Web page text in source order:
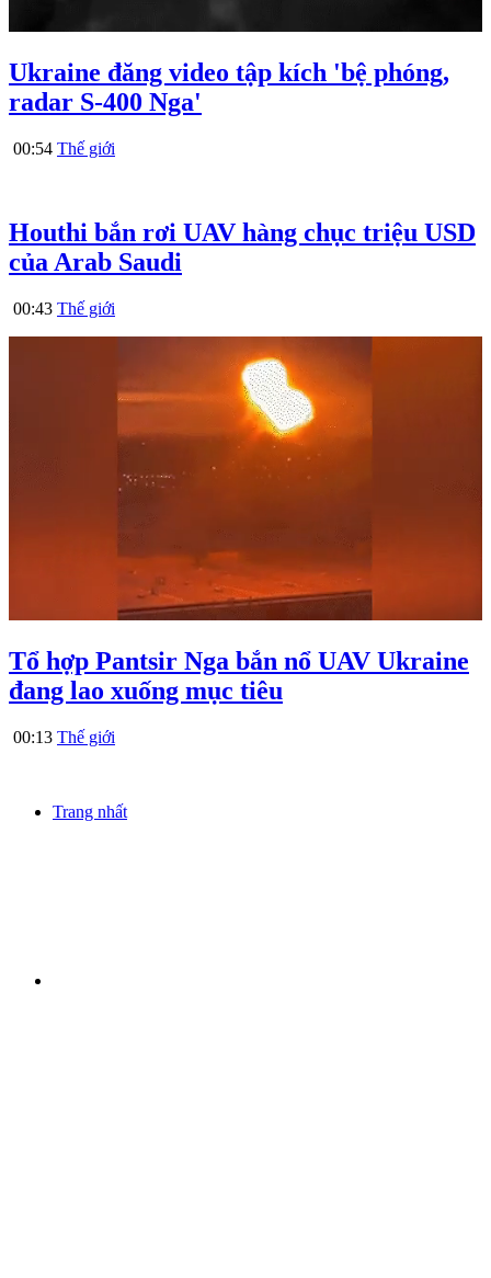
Ukraine đăng video tập kích 'bệ phóng,
radar S-400 Nga'
00:54 Thế giới
Houthi bắn rơi UAV hàng chục triệu USD
của Arab Saudi
00:43 Thế giới
Tổ hợp Pantsir Nga bắn nổ UAV Ukraine
đang lao xuống mục tiêu
00:13 Thế giới
Trang nhất